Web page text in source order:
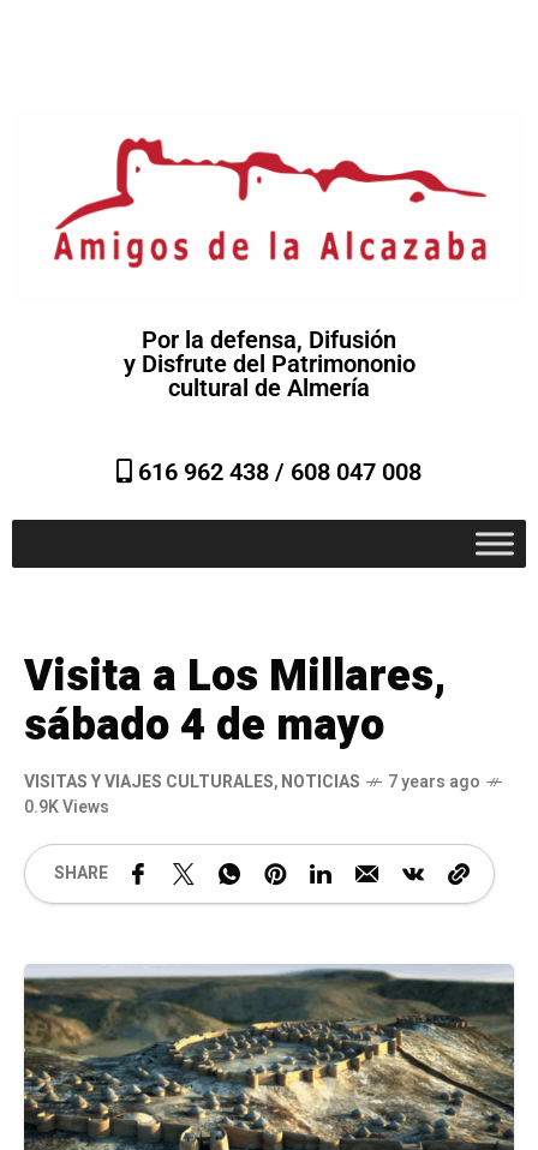
Por la defensa, Difusión
y Disfrute del Patrimononio
cultural de Almería
616 962 438 / 608 047 008
Visita a Los Millares,
sábado 4 de mayo
VISITAS Y VIAJES CULTURALES,NOTICIAS
7 years ago
0.9K Views
SHARE